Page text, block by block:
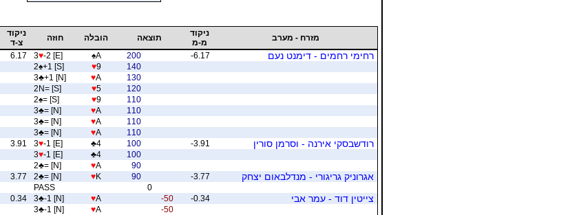
מזרח - מערב
ניקוד
מ-מ
תוצאה הובלה חוזה
ניקוד
צ-ד
רחימי רחמים - דימנט נעם -6.17
200
♠A
3♥-2 [E]
6.17
140
♥9
2♠+1 [S]
130
♥A
3♣+1 [N]
120
♥5
2N= [S]
110
♥9
2♠= [S]
110
♥A
3♣= [N]
110
♥A
3♣= [N]
110
♥A
3♣= [N]
רודשבסקי אירנה - וסרמן סורין -3.91
100
♣4
3♥-1 [E]
3.91
100
♣4
3♥-1 [E]
90
♥A
2♣= [N]
אגרוניק גריגורי - מנדלבאום יצחק -3.77
90
♥K
2♣= [N]
3.77
0
PASS
צייטין דוד - עמר אבי -0.34
-50
♥A
3♣-1 [N]
0.34
-50
♥A
3♣-1 [N]